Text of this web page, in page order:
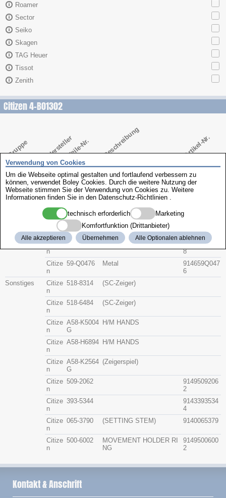
Roamer
Sector
Seiko
Skagen
TAG Heuer
Tissot
Zenith
Citizen 4-B01302
Gruppe HerstellerTeile-Nr. Beschreibung Artikel-Nr.
Glas
Citize
n
54-86362
9141548636
2
Krone
Citize
n
506-2104
9142506210
4
2
Citize
n
393-7230
0
Band
Citize
n
59-09658 (METAL BAND (WHITE))
9146590965
8
Citize
n
59-Q0476 Metal
914659Q047
6
Sonstiges
Citize
n
518-8314 (SC-Zeiger)
Citize
n
518-6484 (SC-Zeiger)
Citize
n
A58-K5004
G
H/M HANDS
Citize
n
A58-H6894 H/M HANDS
Citize
n
A58-K2564
G
(Zeigerspiel)
Citize
n
509-2062
9149509206
2
Citize
n
393-5344
9143393534
4
Citize
n
065-3790 (SETTING STEM) 9140065379
Citize
n
500-6002
MOVEMENT HOLDER RI
NG
9149500600
2
Verwendung von Cookies
Um die Webseite optimal gestalten und fortlaufend verbessern zu
können, verwendet Boley Cookies. Durch die weitere Nutzung der
Webseite stimmen Sie der Verwendung von Cookies zu. Weitere
Informationen finden Sie in den Datenschutz-Richtlinien
technisch erforderlich
Marketing
Komfortfunktion (Drittanbieter)
Alle akzeptieren Übernehmen Alle Optionalen ablehnen
Kontakt & Anschrift